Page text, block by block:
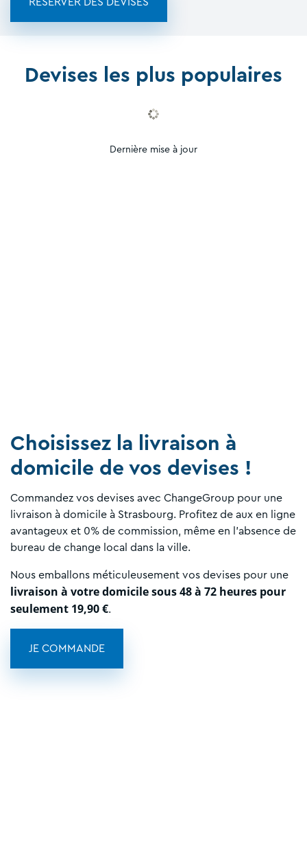
Devises les plus populaires
Dernière mise à jour
Choisissez la livraison à
domicile de vos devises !
Commandez vos devises avec ChangeGroup pour une
livraison à domicile à Strasbourg. Profitez de aux en ligne
avantageux et 0% de commission, même en l'absence de
bureau de change local dans la ville.
Nous emballons méticuleusement vos devises pour une
livraison à votre domicile sous 48 à 72 heures pour
seulement 19,90 €.
JE COMMANDE